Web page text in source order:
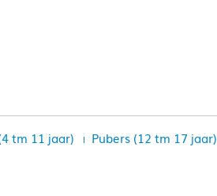
tm 11 jaar)
Pubers (12 tm 17 jaar)